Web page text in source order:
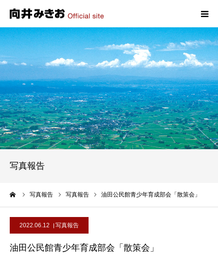
写真報告
写真報告 写真報告 油田公民館青少年育成部会「散策会」
2022.06.12 写真報告
油田公民館青少年育成部会「散策会」
HOME
プロフィール
政策
活動報告